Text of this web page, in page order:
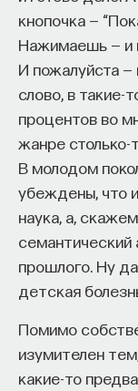
кнопочка —
Нажимаешь — и
И пожалуйста —
слово, в такие-
процентов во
жанре столько-
В молодом
убеждены, что
наука, а,
семантический
прошлого. Ну
детская
Помимо
изумителен
какие-то
60–70-х годов
их вставлял,
обратил
появлялись
событие,
в Тмутаракани
в Чернигове,
вновь в Киеве.
современную
сводов на
время уезжал
ездил в
возвращался в